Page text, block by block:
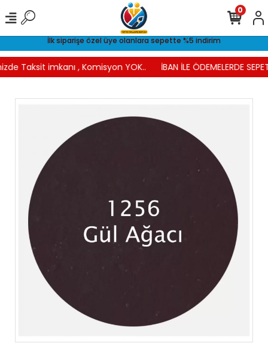
İlk siparişe özel üye olanlara sepette %5 indirim
Taksit imkanı , Komisyon YOK.. İBAN İLE ÖDEMELERDE
0